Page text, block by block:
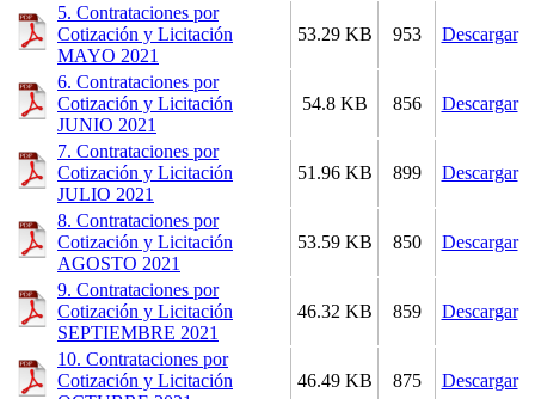
5. Contrataciones por
Cotización y Licitación
MAYO 2021
53.29 KB 953 Descargar
6. Contrataciones por
Cotización y Licitación
JUNIO 2021
54.8 KB 856 Descargar
7. Contrataciones por
Cotización y Licitación
JULIO 2021
51.96 KB 899 Descargar
8. Contrataciones por
Cotización y Licitación
AGOSTO 2021
53.59 KB 850 Descargar
9. Contrataciones por
Cotización y Licitación
SEPTIEMBRE 2021
46.32 KB 859 Descargar
10. Contrataciones por
Cotización y Licitación
46.49 KB 875 Descargar